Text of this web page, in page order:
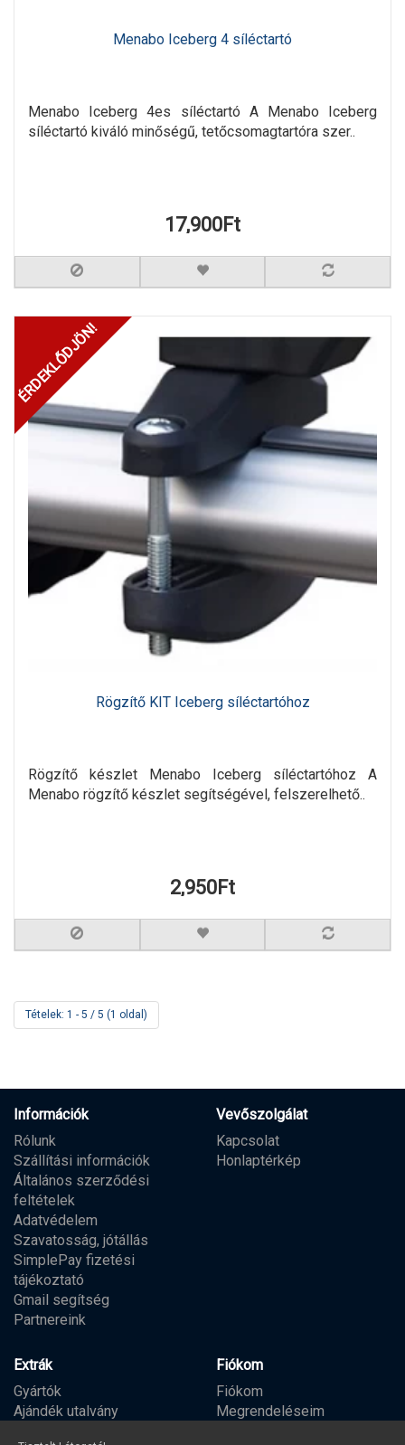
Menabo Iceberg 4 síléctartó
Menabo Iceberg 4es síléctartó A Menabo Iceberg
síléctartó kiváló minőségű, tetőcsomagtartóra szer..
17,900Ft
ÉRDEKLŐDJÖN!
Rögzítő KIT Iceberg síléctartóhoz
Rögzítő készlet Menabo Iceberg síléctartóhoz A
Menabo rögzítő készlet segítségével, felszerelhető..
2,950Ft
Tételek: 1 - 5 / 5 (1 oldal)
Információk
Rólunk
Szállítási információk
Általános szerződési
feltételek
Adatvédelem
Szavatosság, jótállás
SimplePay fizetési
tájékoztató
Gmail segítség
Partnereink
Vevőszolgálat
Kapcsolat
Honlaptérkép
Extrák
Gyártók
Ajándék utalvány
Fiókom
Fiókom
Megrendeléseim